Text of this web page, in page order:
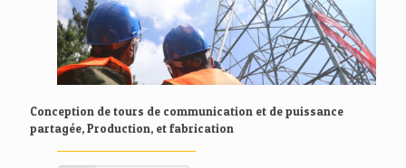
Conception de tours de communication et de puissance
partagée, Production, et fabrication